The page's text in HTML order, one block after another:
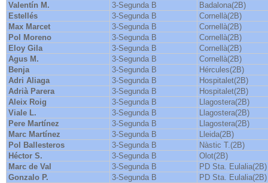
Valentín M.
3-Segunda B
Badalona(2B)
Estellés
3-Segunda B
Cornellà(2B)
Max Marcet
3-Segunda B
Cornellà(2B)
Pol Moreno
3-Segunda B
Cornellà(2B)
Eloy Gila
3-Segunda B
Cornellà(2B)
Agus M.
3-Segunda B
Cornellà(2B)
Benja
3-Segunda B
Hércules(2B)
Adri Aliaga
3-Segunda B
Hospitalet(2B)
Adrià Parera
3-Segunda B
Hospitalet(2B)
Aleix Roig
3-Segunda B
Llagostera(2B)
Viale L.
3-Segunda B
Llagostera(2B)
Pere Martínez
3-Segunda B
Llagostera(2B)
Marc Martínez
3-Segunda B
Lleida(2B)
Pol Ballesteros
3-Segunda B
Nàstic T.(2B)
Héctor S.
3-Segunda B
Olot(2B)
Marc de Val
3-Segunda B
PD Sta. Eulalia(2B)
Gonzalo P.
3-Segunda B
PD Sta. Eulalia(2B)